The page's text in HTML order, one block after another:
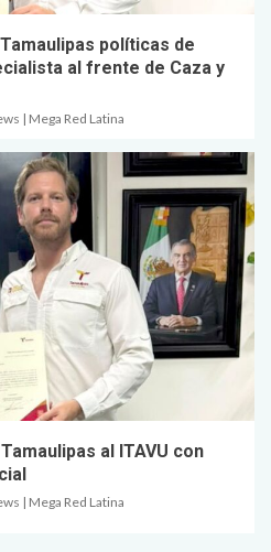
políticas de
al frente de Caza y
| Mega Red Latina
al ITAVU con
| Mega Red Latina